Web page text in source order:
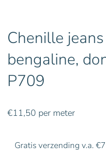
Chenille
bengaline,
P709
€11,50 per meter
Gratis verzending v.a.